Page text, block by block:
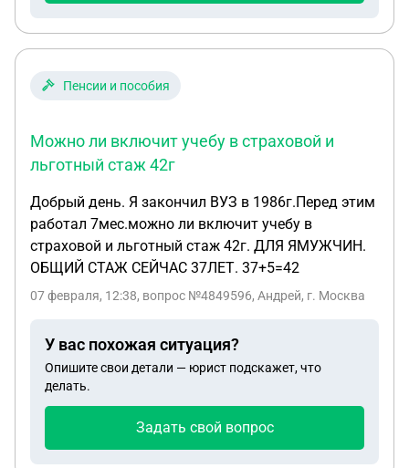
Пенсии и пособия
Можно ли включит учебу в страховой и
льготный стаж 42г
Добрый день. Я закончил ВУЗ в 1986г.Перед этим
работал 7мес.можно ли включит учебу в
страховой и льготный стаж 42г. ДЛЯ ЯМУЖЧИН.
ОБЩИЙ СТАЖ СЕЙЧАС 37ЛЕТ. 37+5=42
07 февраля, 12:38, вопрос №4849596, Андрей, г. Москва
У вас похожая ситуация?
Опишите свои детали — юрист подскажет, что
делать.
Задать свой вопрос